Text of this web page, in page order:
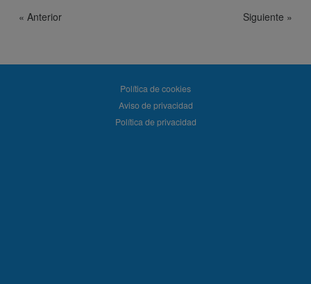
«Anterior Siguiente »
Política de cookies
Aviso de privacidad
Política de privacidad